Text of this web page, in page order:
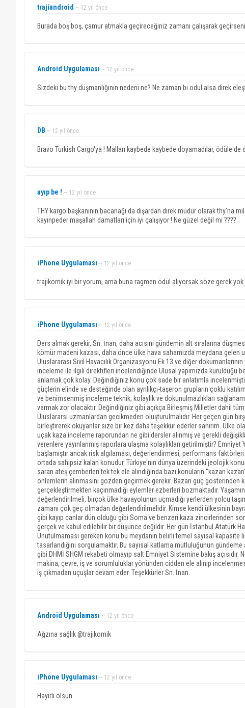
trajiandroid ~ 12 yıl önce
Burada boş boş, çamur atmakla geçireceğiniz zamanı çalışarak
Android Uygulaması ~ 12 yıl önce
Sizdeki bu thy düşmanlığının nedeni ne? Ne zaman bi odul alsa direk
DB ~ 12 yıl önce
Bravo Turkish Cargo'ya ! Malları kaybede kaybede doyamadılar, ödüle de
ayıp be ! ~ 12 yıl önce
THY kargo başkanının bacanağı da dışardan direk müdür olarak thy'na
kayınpeder maşallah damatları için iyi çalışıyor ! Ne güzel değil mi ????
iPhone Uygulaması ~ 12 yıl önce
trajikomik iyi bir yorum, ama buna ragmen ödül aliyorsak söze gerek
iPhone Uygulaması ~ 12 yıl önce
Ders almak gerekir, Sn. İnan, daha acısını gündemin alt sıralarına
kömür madeni kazası, daha önce ülke hava sahamızda meydana gelen
Uluslararası Sivil Havacılık Organizasyonu Ek 13 ve diğer
inceleme ile ilgili direktifleri incelendiğinde Ulusal yapımızda kurulduğu
anlamak çok kolay. Değindiğiniz konu çok sade bir anlatımla
güçlerin elinde ve desteğinde olan ayrılıkçı-taşeron grupların çoklu
ve benimsenmiş inceleme teknik, kolaylık ve dokunulmazlıkları
varmak zor olacaktır. Değindiğiniz gibi açıkça Birleşmiş Milletler dahil
Uluslararsı uzmanlardan gecikmeden oluşturulmalıdır. Her geçen gün
birleştirerek okuyanlar size bir kez daha teşekkür ederler sanırım. Ülke
uçak kaza inceleme raporundan ne gibi dersler alınmış ve gerekli
verenlere yayınlanmış raporlara ulaşma kolaylıkları getirilmiştir?
başlamıştır ancak risk algılaması, değerlendirmesi, performans
ortada sahipsiz kalan konudur. Türkiye'nin dünya üzerindeki jeolojik
saran ateş çemberleri tek tek ele alındığında bazı konuların "kazan
önlemlerin alınmasını gözden geçirmek gerekir. Bazan güç gösterinden
gerçekleştirmekten kaçınmadığı eylemler ezberleri bozmaktadır.
değerlendirilmeli, birçok ülke havayolunun uçmadığı yerlerden yolcu
zamanı çok geç olmadan değerlendirilmelidir. Kimse kendi ülkesinin
gibi kayıp canlar dün olduğu gibi Soma ve benzeri kaza zincirlerinden
gerçek ve kabul edilebilir bir düşünce değildir. Her gün İstanbul Atatürk
Unutulmaması gereken konu bu meydanın belirli temel sayısal kapasite
tasarlandığını sorgulamaktır. Bu sayısal katlama mutluluğunun
gibi DHMİ SHGM rekabeti olmayıp salt Emniyet Sistemine bakış
makina, çevre, iş ve sorumluluklar yönünden cidden ele alınıp
iş çıkmadan uçuşlar devam eder. Teşekkürler Sn. İnan.
Android Uygulaması ~ 12 yıl önce
Ağzına sağlık @trajikomik
iPhone Uygulaması ~ 12 yıl önce
Hayırlı olsun